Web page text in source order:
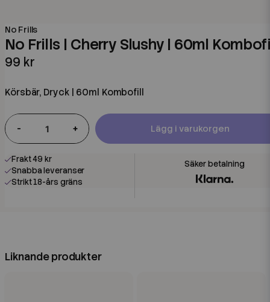
No Frills
No Frills | Cherry Slushy | 60ml
99 kr
Körsbär, Dryck | 60ml Kombofill
- + Lägg i varukorgen
Frakt 49 kr
Snabba leveranser
Strikt 18-års gräns
Liknande produkter